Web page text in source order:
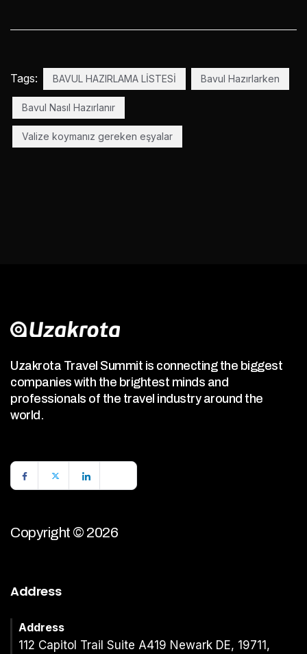
Tags: BAVUL HAZIRLAMA LİSTESİ Bavul Hazırlarken
Bavul Nasıl Hazırlanır
Valize koymanız gereken eşyalar
Uzakrota Travel Summit is connecting the biggest
companies with the brightest minds and
professionals of the travel industry around the
world.
Copyright © 2026
Address
Address
112 Capitol Trail Suite A419 Newark DE, 19711,